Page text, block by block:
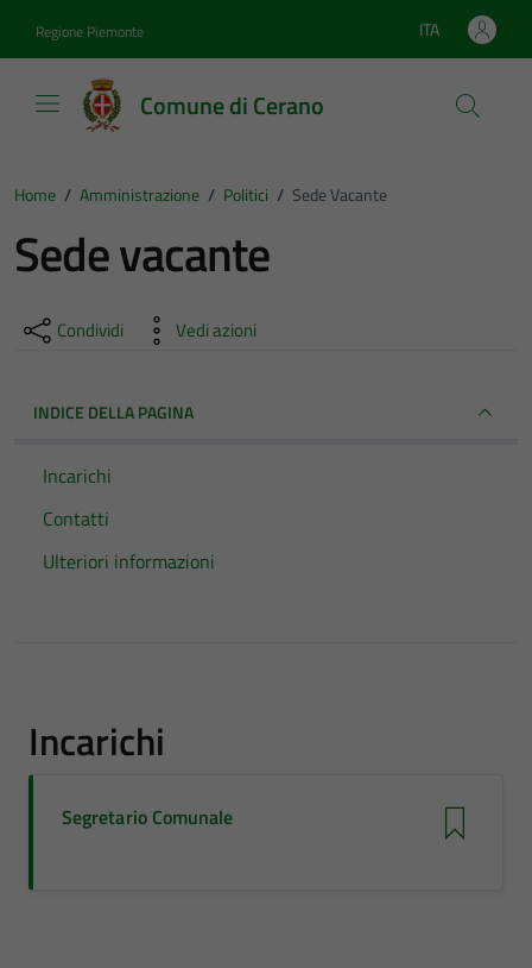
Regione Piemonte Lingua attiva:
ITA
Comune di Cerano
Home / Amministrazione / Politici / Sede Vacante
Sede vacante
Condividi Vedi azioni
INDICE DELLA PAGINA
Incarichi
Contatti
Ulteriori informazioni
Incarichi
Segretario Comunale